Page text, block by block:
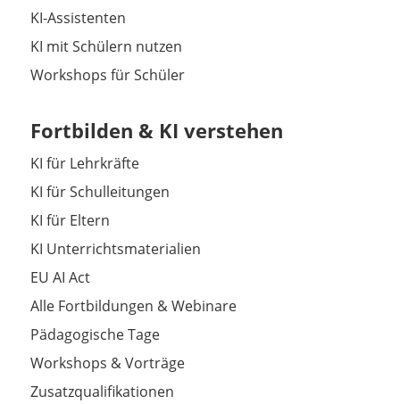
KI-Assistenten
KI mit Schülern nutzen
Workshops für Schüler
Fortbilden & KI verstehen
KI für Lehrkräfte
KI für Schulleitungen
KI für Eltern
KI Unterrichtsmaterialien
EU AI Act
Alle Fortbildungen & Webinare
Pädagogische Tage
Workshops & Vorträge
Zusatzqualifikationen